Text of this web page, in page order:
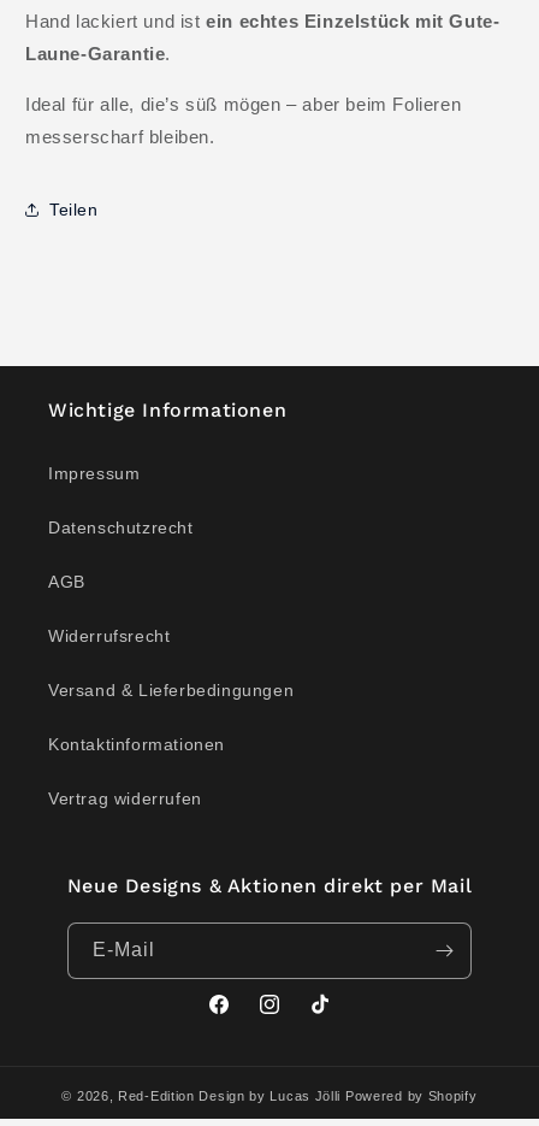
Hand lackiert und istein echtes Einzelstück mit Gute-
Laune-Garantie.
Ideal für alle, die’s süß mögen – aber beim Folieren
messerscharf bleiben.
Teilen
Wichtige Informationen
Impressum
Datenschutzrecht
AGB
Widerrufsrecht
Versand & Lieferbedingungen
Kontaktinformationen
Vertrag widerrufen
Neue Designs & Aktionen direkt per Mail
E-Mail
FacebookInstagramTikTok
© 2026, Red-Edition Design by Lucas Jölli Powered by Shopify